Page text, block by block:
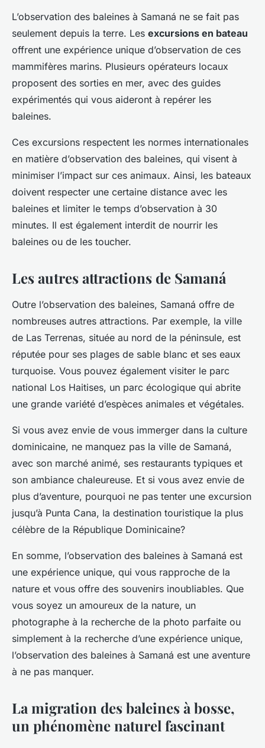
L’observation des baleines à Samaná ne se fait pas
seulement depuis la terre. Les excursions en bateau
offrent une expérience unique d’observation de ces
mammifères marins. Plusieurs opérateurs locaux
proposent des sorties en mer, avec des guides
expérimentés qui vous aideront à repérer les
baleines.
Ces excursions respectent les normes internationales
en matière d’observation des baleines, qui visent à
minimiser l’impact sur ces animaux. Ainsi, les bateaux
doivent respecter une certaine distance avec les
baleines et limiter le temps d’observation à 30
minutes. Il est également interdit de nourrir les
baleines ou de les toucher.
Les autres attractions de Samaná
Outre l’observation des baleines, Samaná offre de
nombreuses autres attractions. Par exemple, la ville
de Las Terrenas, située au nord de la péninsule, est
réputée pour ses plages de sable blanc et ses eaux
turquoise. Vous pouvez également visiter le parc
national Los Haitises, un parc écologique qui abrite
une grande variété d’espèces animales et végétales.
Si vous avez envie de vous immerger dans la culture
dominicaine, ne manquez pas la ville de Samaná,
avec son marché animé, ses restaurants typiques et
son ambiance chaleureuse. Et si vous avez envie de
plus d’aventure, pourquoi ne pas tenter une excursion
jusqu’à Punta Cana, la destination touristique la plus
célèbre de la République Dominicaine?
En somme, l’observation des baleines à Samaná est
une expérience unique, qui vous rapproche de la
nature et vous offre des souvenirs inoubliables. Que
vous soyez un amoureux de la nature, un
photographe à la recherche de la photo parfaite ou
simplement à la recherche d’une expérience unique,
l’observation des baleines à Samaná est une aventure
à ne pas manquer.
La migration des baleines à bosse,
un phénomène naturel fascinant